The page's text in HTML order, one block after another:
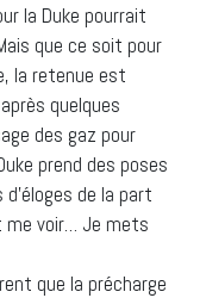
la Duke pourrait
que ce soit pour
la retenue est
quelques
des gaz pour
prend des poses
de la part
me voir… Je mets
que la précharge